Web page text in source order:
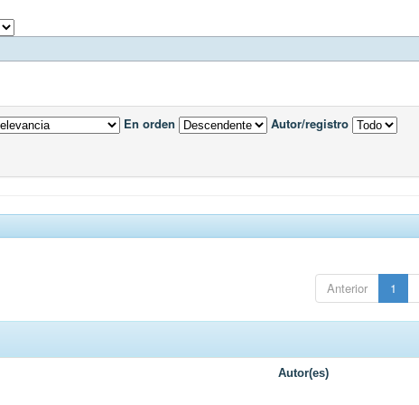
En orden Autor/registro
Anterior 1
Autor(es)